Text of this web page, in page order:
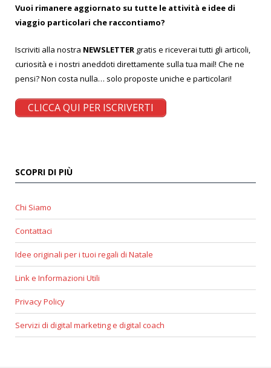
Vuoi rimanere aggiornato su tutte le attività e idee di
viaggio particolari che raccontiamo?
Iscriviti alla nostra NEWSLETTER gratis e riceverai tutti gli articoli,
curiosità e i nostri aneddoti direttamente sulla tua mail! Che ne
pensi? Non costa nulla… solo proposte uniche e particolari!
CLICCA QUI PER ISCRIVERTI
SCOPRI DI PIÙ
Chi Siamo
Contattaci
Idee originali per i tuoi regali di Natale
Link e Informazioni Utili
Privacy Policy
Servizi di digital marketing e digital coach